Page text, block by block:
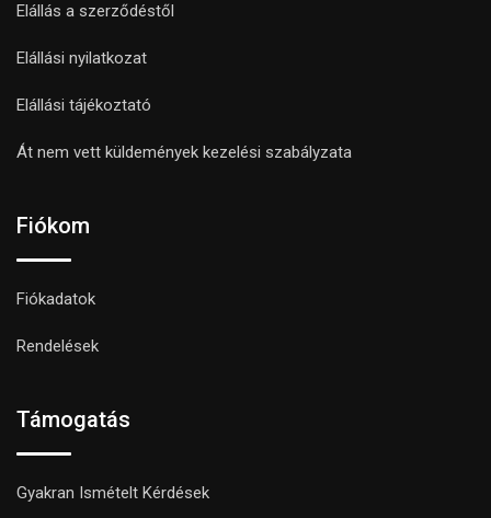
Elállás a szerződéstől
Elállási nyilatkozat
Elállási tájékoztató
Át nem vett küldemények kezelési szabályzata
Fiókom
Fiókadatok
Rendelések
Támogatás
Gyakran Ismételt Kérdések